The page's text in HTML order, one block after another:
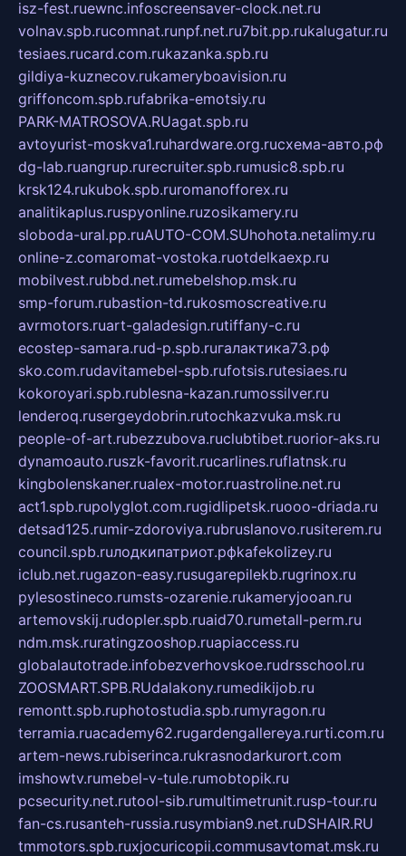
isz-fest.ruewnc.infoscreensaver-clock.net.ru
volnav.spb.rucomnat.runpf.net.ru7bit.pp.rukalugatur.ru
tesiaes.rucard.com.rukazanka.spb.ru
gildiya-kuznecov.rukameryboavision.ru
griffoncom.spb.rufabrika-emotsiy.ru
PARK-MATROSOVA.RUagat.spb.ru
avtoyurist-moskva1.ruhardware.org.ruсхема-авто.рф
dg-lab.ruangrup.rurecruiter.spb.rumusic8.spb.ru
krsk124.rukubok.spb.ruromanofforex.ru
analitikaplus.ruspyonline.ruzosikamery.ru
sloboda-ural.pp.ruAUTO-COM.SUhohota.netalimy.ru
online-z.comaromat-vostoka.ruotdelkaexp.ru
mobilvest.rubbd.net.rumebelshop.msk.ru
smp-forum.rubastion-td.rukosmoscreative.ru
avrmotors.ruart-galadesign.rutiffany-c.ru
ecostep-samara.rud-p.spb.ruгалактика73.рф
sko.com.rudavitamebel-spb.rufotsis.rutesiaes.ru
kokoroyari.spb.rublesna-kazan.rumossilver.ru
lenderoq.rusergeydobrin.rutochkazvuka.msk.ru
people-of-art.rubezzubova.ruclubtibet.ruorior-aks.ru
dynamoauto.ruszk-favorit.rucarlines.ruflatnsk.ru
kingbolenskaner.rualex-motor.ruastroline.net.ru
act1.spb.rupolyglot.com.rugidlipetsk.ruooo-driada.ru
detsad125.rumir-zdoroviya.rubruslanovo.rusiterem.ru
council.spb.ruлодкипатриот.рфkafekolizey.ru
iclub.net.rugazon-easy.rusugarepilekb.rugrinox.ru
pylesostineco.rumsts-ozarenie.rukameryjooan.ru
artemovskij.rudopler.spb.ruaid70.rumetall-perm.ru
ndm.msk.ruratingzooshop.ruapiaccess.ru
globalautotrade.infobezverhovskoe.rudrsschool.ru
ZOOSMART.SPB.RUdalakony.rumedikijob.ru
remontt.spb.ruphotostudia.spb.rumyragon.ru
terramia.ruacademy62.rugardengallereya.rurti.com.ru
artem-news.rubiserinca.rukrasnodarkurort.com
imshowtv.rumebel-v-tule.rumobtopik.ru
pcsecurity.net.rutool-sib.rumultimetrunit.rusp-tour.ru
fan-cs.rusanteh-russia.rusymbian9.net.ruDSHAIR.RU
tmmotors.spb.ruxjocuricopii.commusavtomat.msk.ru